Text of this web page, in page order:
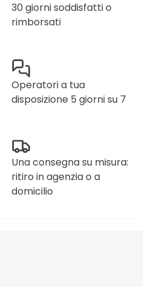
30 giorni soddisfatti o
rimborsati
Operatori a tua
disposizione 5 giorni su 7
Una consegna su misura:
ritiro in agenzia o a
domicilio